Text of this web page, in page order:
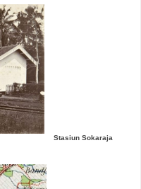
Stasiun Sokaraja